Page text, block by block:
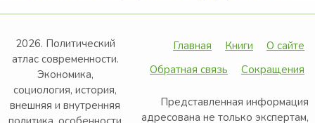
2026. Политический
атлас современности.
Экономика,
социология, история,
внешняя и внутренняя
Главная Книги
О сайте
Обратная связь
Сокращения
Представленная информация
адресована не только экспертам,